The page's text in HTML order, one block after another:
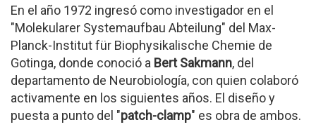
En el año 1972 ingresó como investigador en el
"Molekularer Systemaufbau Abteilung" del Max-
Planck-Institut für Biophysikalische Chemie de
Gotinga, donde conoció a Bert Sakmann, del
departamento de Neurobiología, con quien colaboró
activamente en los siguientes años. El diseño y
puesta a punto del "patch-clamp" es obra de ambos.